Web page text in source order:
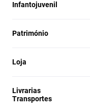
Infantojuvenil
Património
Loja
Livrarias
Transportes